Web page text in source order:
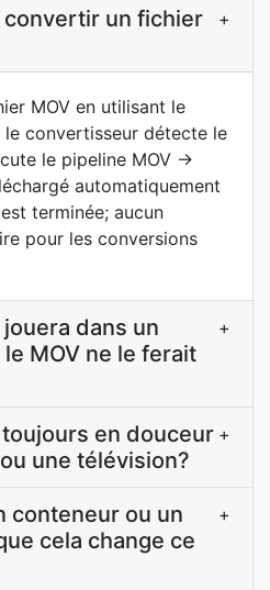
un fichier
+
MOV en utilisant le
convertisseur détecte le
le pipeline MOV →
automatiquement
terminée; aucun
pour les conversions
dans un
MOV ne le ferait
+
en douceur
une télévision?
+
conteneur ou un
cela change ce
+